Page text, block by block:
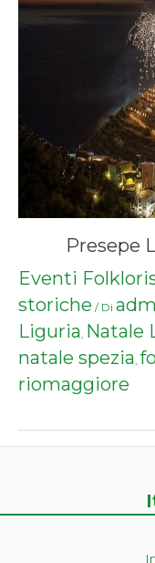
Presepe
Eventi
storiche / Di
Liguria, Natale
natale spezia,
riomaggiore